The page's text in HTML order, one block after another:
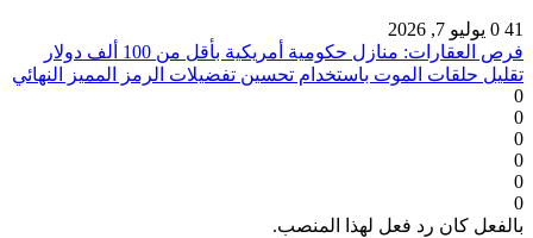
41
0 يوليو 7, 2026
فرص العقارات: منازل حكومية أمريكية بأقل من 100 ألف دولار
تقليل حلقات الموت باستخدام تحسين تفضيلات الرمز المميز النهائي
0
0
0
0
0
0
بالفعل كان رد فعل لهذا المنصب.